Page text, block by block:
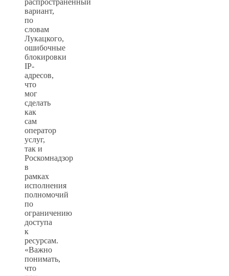
распространенный
вариант,
по
словам
Лукацкого,
ошибочные
блокировки
IP-
адресов,
что
мог
сделать
как
сам
оператор
услуг,
так и
Роскомнадзор
в
рамках
исполнения
полномочий
по
ограничению
доступа
к
ресурсам.
«Важно
понимать,
что